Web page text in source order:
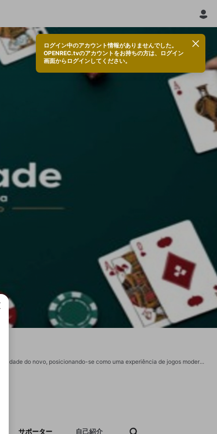
ログイン中のアカウント情報がありませんでした。
OPENREC.tvのアカウントをお持ちの方は、ログイン
画面からログインしてください。
A n8 game é uma marca que funde a ideia de infinito e prosperidade com a versatilidade do novo, posicionando-se como uma experiência de jogos moderna e auspiciosa no cenário digital brasileiro. A letra "N" pode representar Next (Próximo), Neo (Novo) ou Natural, sugerindo inovação, renovação ou uma abordagem autêntica ao entretenimento. O número "8" é universalmente reconhecido como o símbolo da prosperidade, do infinito e da boa sorte material. Juntos, formam uma identidade concisa que promete: "A nova geração do jogo, abençoada pela prosperidade infinita". Site: https://n8games.net https://x.com/n8gamesnet https://www.youtube.com/@n8gamesnet https://www.pinterest.com/n8gamesnet/ https://www.twitch.tv/n8gamesnet/about https://www.tumblr.com/n8gamesnet https://500px.com/p/n8gamesnet https://gravatar.com/n8gamesnet https://www.behance.net/n8gamesnet
サポーター 自己紹介